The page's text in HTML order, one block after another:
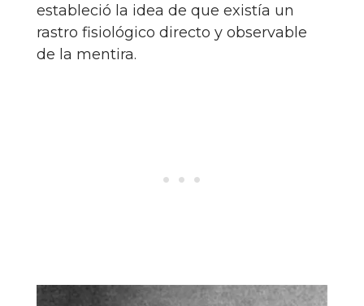
estableció la idea de que existía un
rastro fisiológico directo y observable
de la mentira.